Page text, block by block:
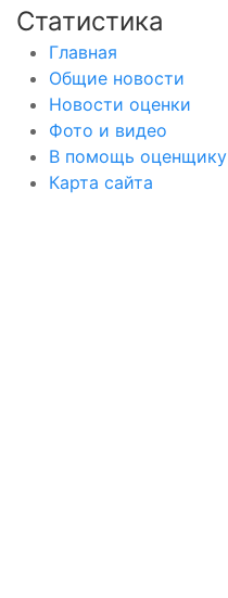
Статистика
Главная
Общие новости
Новости оценки
Фото и видео
В помощь оценщику
Карта сайта